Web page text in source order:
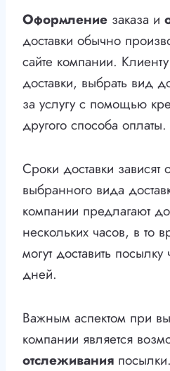
Оформление заказа и
доставки обычно
сайте компании.
доставки, выбрать вид
за услугу с помощью
другого способа оплаты.
Сроки доставки зависят
выбранного вида
компании предлагают
нескольких часов, в то
могут доставить
дней.
Важным аспектом при
компании является
отслеживания